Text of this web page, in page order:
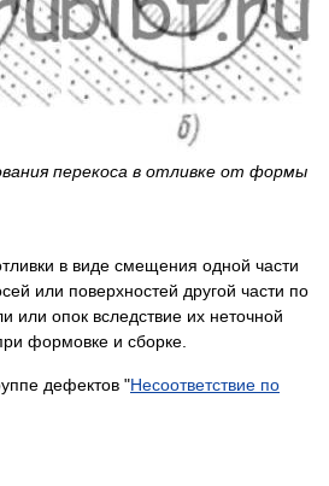
перекоса в отливке от формы
в виде смещения одной части
или поверхностей другой части по
опок вследствие их неточной
формовке и сборке.
дефектов "Несоответствие по